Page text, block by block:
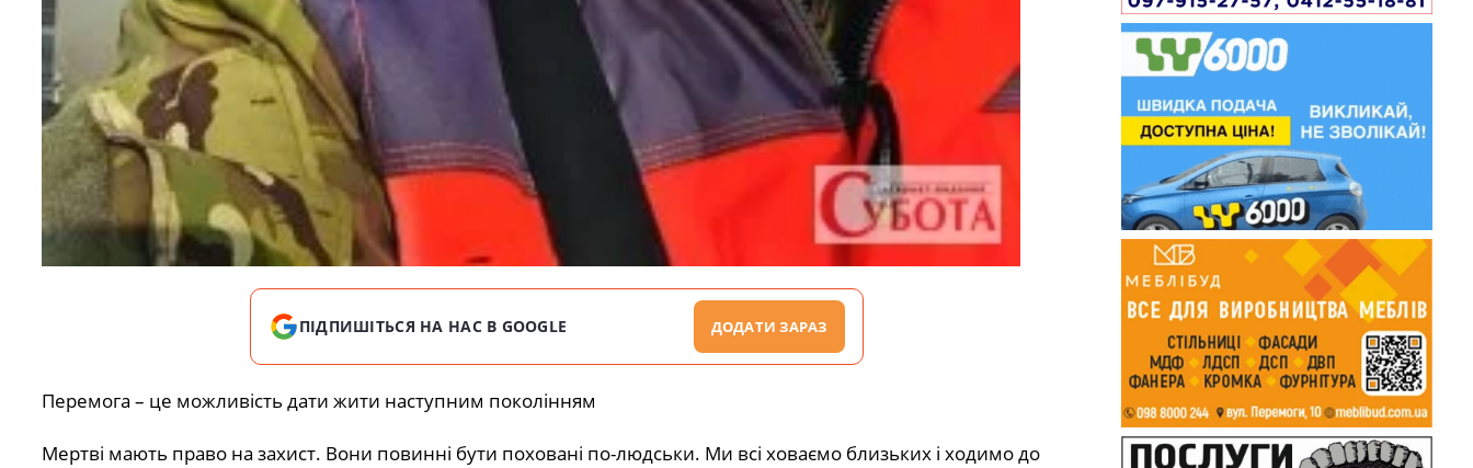
ПІДПИШІТЬСЯ НА НАС В GOOGLE ДОДАТИ ЗАРАЗ
Перемога – це можливість дати жити наступним поколінням
Мертві мають право на захист. Вони повинні бути поховані по-людськи. Ми всі ховаємо близьких і ходимо до